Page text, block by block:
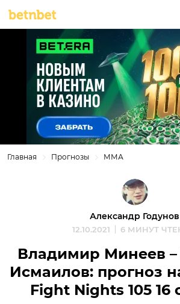
Главная Прогнозы ММА
Александр Годунов
12.10.2021 6 МИНУТ
Владимир Минеев
Исмаилов: прогноз
Fight Nights 105 16